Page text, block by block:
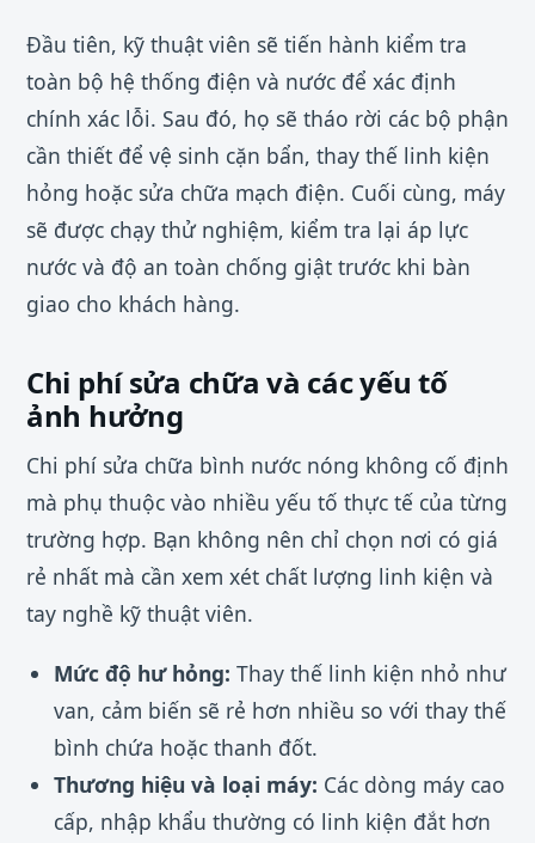
Đầu tiên, kỹ thuật viên sẽ tiến hành kiểm tra
toàn bộ hệ thống điện và nước để xác định
chính xác lỗi. Sau đó, họ sẽ tháo rời các bộ phận
cần thiết để vệ sinh cặn bẩn, thay thế linh kiện
hỏng hoặc sửa chữa mạch điện. Cuối cùng, máy
sẽ được chạy thử nghiệm, kiểm tra lại áp lực
nước và độ an toàn chống giật trước khi bàn
giao cho khách hàng.
Chi phí sửa chữa và các yếu tố
ảnh hưởng
Chi phí sửa chữa bình nước nóng không cố định
mà phụ thuộc vào nhiều yếu tố thực tế của từng
trường hợp. Bạn không nên chỉ chọn nơi có giá
rẻ nhất mà cần xem xét chất lượng linh kiện và
tay nghề kỹ thuật viên.
Mức độ hư hỏng: Thay thế linh kiện nhỏ như
van, cảm biến sẽ rẻ hơn nhiều so với thay thế
bình chứa hoặc thanh đốt.
Thương hiệu và loại máy: Các dòng máy cao
cấp, nhập khẩu thường có linh kiện đắt hơn